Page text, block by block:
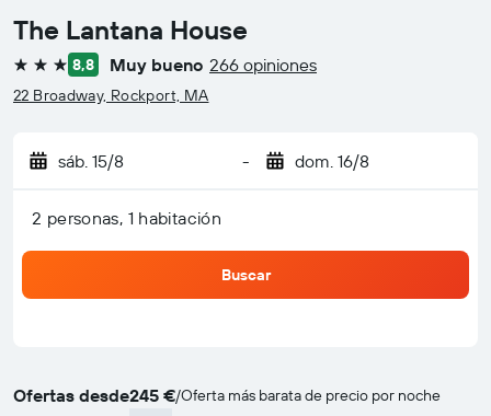
The Lantana House
3 estrellas
8,8 Muy bueno 266 opiniones
22 Broadway, Rockport, MA
sáb. 15/8 - dom. 16/8
2 personas, 1 habitación
Buscar
Ofertas desde245 €/Oferta más barata de precio por noche